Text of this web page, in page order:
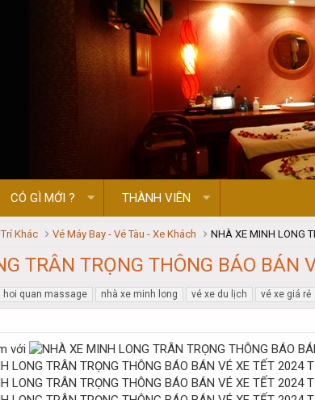
CÓ GÌ MỚI ? THÀNH VIÊN
Khác Vé Máy Bay - Vé Tàu - Xe Khách NHÀ XE MINH LONG
TRÂN TRỌNG THÔNG BÁO BÁN
hoi quan massage nhà xe minh long vé xe du lịch vé xe giá rẻ
với